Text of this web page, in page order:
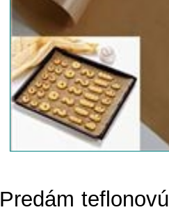
Predám